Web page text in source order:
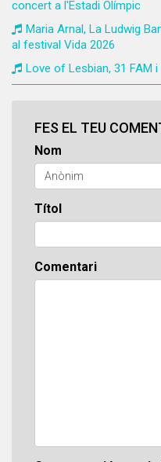
concert a l'Estadi Olímpic
Maria Arnal, La Ludwig
al festival Vida 2026
Love of Lesbian, 31 FAM
FES EL TEU
Nom
Títol
Comentari